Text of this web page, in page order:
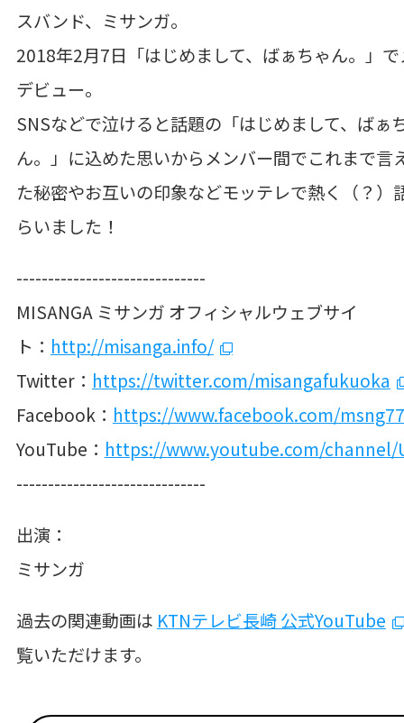
スバンド、ミサンガ。
2018年2月7日「はじめまして、ばぁちゃん。」
デビュー。
SNSなどで泣けると話題の「はじめまして、ばぁ
ん。」に込めた思いからメンバー間でこれまで言
た秘密やお互いの印象などモッテレで熱く（？）
らいました！
------------------------------
MISANGA ミサンガ オフィシャルウェブサイ
ト： http://misanga.info/
Twitter： https://twitter.com/misangafukuoka
Facebook： https://www.facebook.com/
YouTube： https://www.youtube.com/channel/
------------------------------
出演：
ミサンガ
過去の関連動画は KTNテレビ長崎 公式YouTube
覧いただけます。